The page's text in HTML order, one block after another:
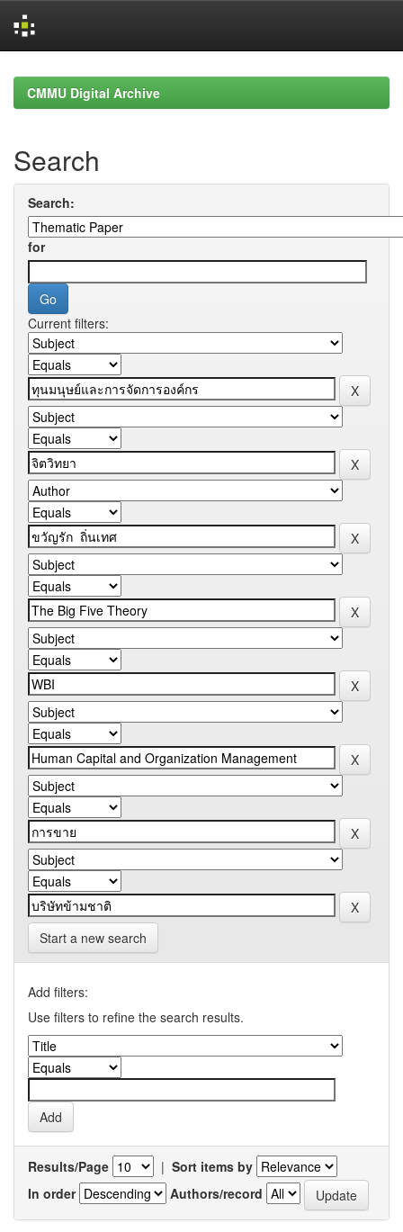
navigationCMMU Digital Archive
Search
Search:
for
Current filters:
Start a new search
Add filters:
Use filters to refine the search results.
Results/Page | Sort items by
In order
Authors/record